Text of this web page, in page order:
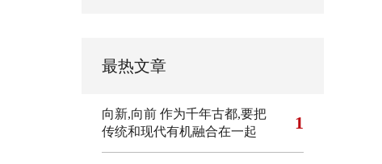
最热文章
向新,向前 作为千年古都,要把
传统和现代有机融合在一起
1